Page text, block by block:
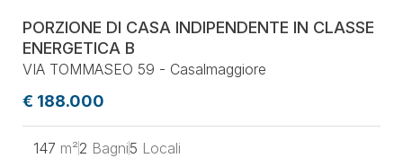
PORZIONE DI CASA INDIPENDENTE IN CLASSE
ENERGETICA B
VIA TOMMASEO 59 - Casalmaggiore
€ 188.000
147 m²2 Bagni5 Locali